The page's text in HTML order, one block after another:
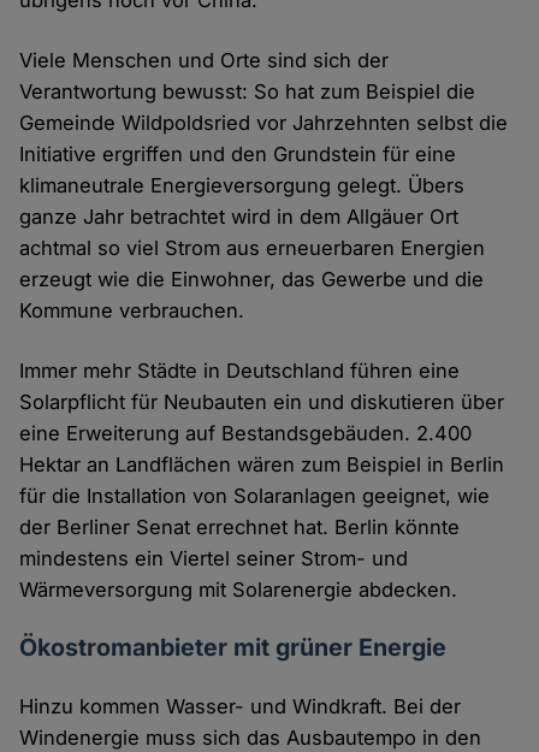
Viele Menschen und Orte sind sich der
Verantwortung bewusst: So hat zum Beispiel die
Gemeinde Wildpoldsried vor Jahrzehnten selbst die
Initiative ergriffen und den Grundstein für eine
klimaneutrale Energieversorgung gelegt. Übers
ganze Jahr betrachtet wird in dem Allgäuer Ort
achtmal so viel Strom aus erneuerbaren Energien
erzeugt wie die Einwohner, das Gewerbe und die
Kommune verbrauchen.
Immer mehr Städte in Deutschland führen eine
Solarpflicht für Neubauten ein und diskutieren über
eine Erweiterung auf Bestandsgebäuden. 2.400
Hektar an Landflächen wären zum Beispiel in Berlin
für die Installation von Solaranlagen geeignet, wie
der Berliner Senat errechnet hat. Berlin könnte
mindestens ein Viertel seiner Strom- und
Wärmeversorgung mit Solarenergie abdecken.
Ökostromanbieter mit grüner Energie
Hinzu kommen Wasser- und Windkraft. Bei der
Windenergie muss sich das Ausbautempo in den